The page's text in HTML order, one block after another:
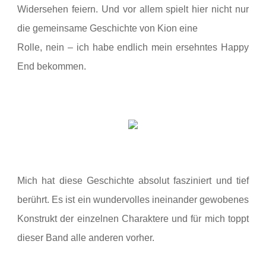
Widersehen feiern. Und vor allem spielt hier nicht nur
die gemeinsame Geschichte von Kion eine
Rolle, nein – ich habe endlich mein ersehntes Happy
End bekommen.
Mich hat diese Geschichte absolut fasziniert und tief
berührt. Es ist ein wundervolles ineinander gewobenes
Konstrukt der einzelnen Charaktere und für mich toppt
dieser Band alle anderen vorher.